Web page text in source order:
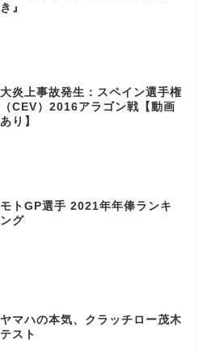
き』
大炎上事故発生：スペイン選手権
（CEV）2016アラゴン戦【動画
あり】
モトGP選手 2021年年俸ランキ
ング
ヤマハの本気、クラッチロー茂木
テスト